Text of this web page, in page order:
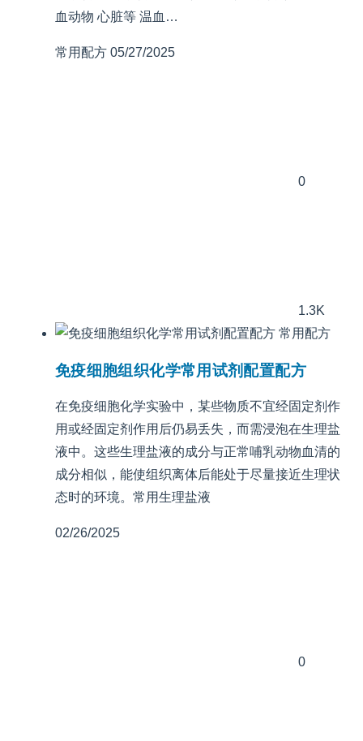
血动物 心脏等 温血…
常用配方 05/27/2025
0
1.3K
常用配方
免疫细胞组织化学常用试剂配置配方
在免疫细胞化学实验中，某些物质不宜经固定剂作
用或经固定剂作用后仍易丢失，而需浸泡在生理盐
液中。这些生理盐液的成分与正常哺乳动物血清的
成分相似，能使组织离体后能处于尽量接近生理状
态时的环境。常用生理盐液
02/26/2025
0